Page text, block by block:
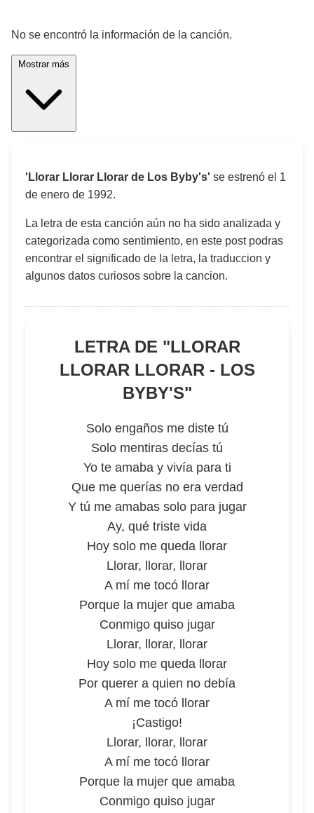
No se encontró la información de la canción.
'Llorar Llorar Llorar de Los Byby's' se estrenó el 1
de enero de 1992.
La letra de esta canción aún no ha sido analizada y
categorizada como sentimiento, en este post podras
encontrar el significado de la letra, la traduccion y
algunos datos curiosos sobre la cancion.
LETRA DE "LLORAR
LLORAR LLORAR - LOS
BYBY'S"
Solo engaños me diste tú
Solo mentiras decías tú
Yo te amaba y vivía para ti
Que me querías no era verdad
Y tú me amabas solo para jugar
Ay, qué triste vida
Hoy solo me queda llorar
Llorar, llorar, llorar
A mí me tocó llorar
Porque la mujer que amaba
Conmigo quiso jugar
Llorar, llorar, llorar
Hoy solo me queda llorar
Por querer a quien no debía
A mí me tocó llorar
¡Castigo!
Llorar, llorar, llorar
A mí me tocó llorar
Porque la mujer que amaba
Conmigo quiso jugar